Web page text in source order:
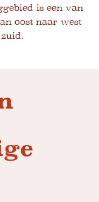
is een van
oost naar west